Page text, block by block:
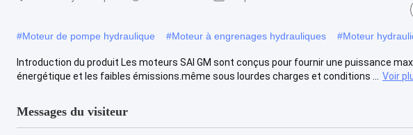
#Moteur de pompe hydraulique #Moteur à engrenages hydrauliques #Moteur
Introduction du produit Les moteurs SAI GM sont conçus pour fournir une puissance
énergétique et les faibles émissions.même sous lourdes charges et conditions ...
Voir
Messages du visiteur